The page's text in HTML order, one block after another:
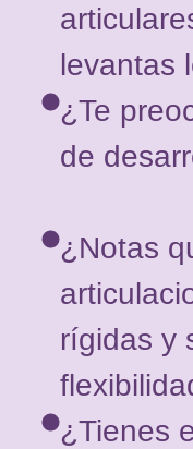
levantas
¿Te
de
¿Notas
rígidas y
¿Tienes